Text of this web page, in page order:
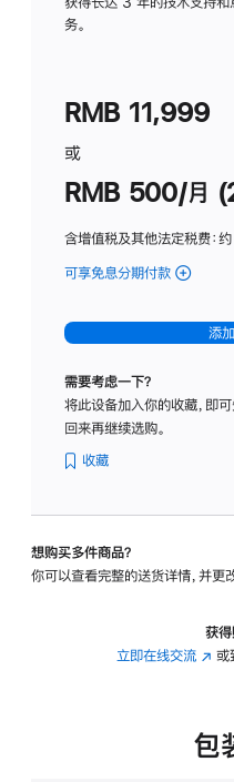
务。
RMB 11,999
或
RMB 500/月
含增值税及其他法定税费：
可享免息分期付款 (Studio
-
标
璃
转
的
添
需要考虑一下？
将此设备加入你的收藏，即
回来再继续选购。
收藏
想购买多件商品？
你可以查看完整的送货详情，并更
获得
立即在线交流 (在
中
或
包